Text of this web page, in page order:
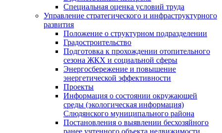
Специальная оценка условий труда
Управление стратегического и инфраструктурного
развития
Положение о структурном подразделении
Градостроительство
Подготовка к прохождении отопительного
сезона ЖКХ и социальной сферы
Энергосбережение и повышение
энергетической эффективности
Проекты
Информация о состоянии окружающей
среды (экологическая информация)
Слюдянского муниципального района
Постановления о выявлении бесхозяйного
ранее учтенного объекта недвижимости